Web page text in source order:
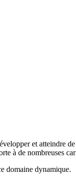
et
à de nombreuses
domaine dynamique.